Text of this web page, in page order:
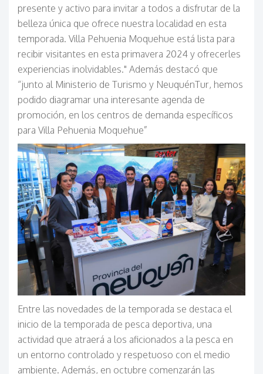
presente y activo para invitar a todos a disfrutar de la
belleza única que ofrece nuestra localidad en esta
temporada. Villa Pehuenia Moquehue está lista para
recibir visitantes en esta primavera 2024 y ofrecerles
experiencias inolvidables." Además destacó que
“junto al Ministerio de Turismo y NeuquénTur, hemos
podido diagramar una interesante agenda de
promoción, en los centros de demanda específicos
para Villa Pehuenia Moquehue”
Entre las novedades de la temporada se destaca el
inicio de la temporada de pesca deportiva, una
actividad que atraerá a los aficionados a la pesca en
un entorno controlado y respetuoso con el medio
ambiente. Además, en octubre comenzarán las